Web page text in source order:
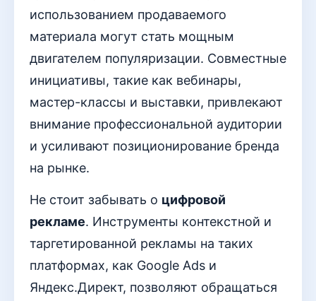
использованием продаваемого
материала могут стать мощным
двигателем популяризации. Совместные
инициативы, такие как вебинары,
мастер-классы и выставки, привлекают
внимание профессиональной аудитории
и усиливают позиционирование бренда
на рынке.
Не стоит забывать о цифровой
рекламе. Инструменты контекстной и
таргетированной рекламы на таких
платформах, как Google Ads и
Яндекс.Директ, позволяют обращаться